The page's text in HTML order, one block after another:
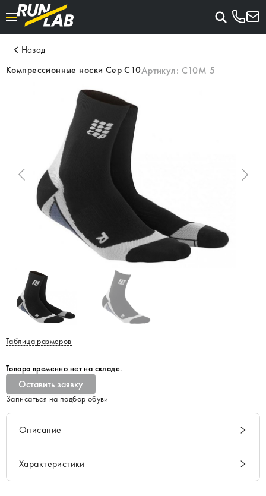
Назад
Компрессионные носки Cep C10Артикул: C10M 5
Таблица размеров
Товара временно нет на складе.
Оставить заявку
Записаться на подбор обуви
Описание
Характеристики